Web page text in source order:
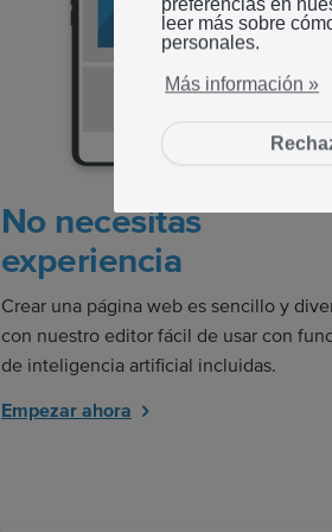
No necesitas
experiencia
Crear una página web es sencillo y
con nuestro editor fácil de usar con
de inteligencia artificial incluidas.
Empezar ahora
preferencias en
leer más sobre
personales.
Más información »